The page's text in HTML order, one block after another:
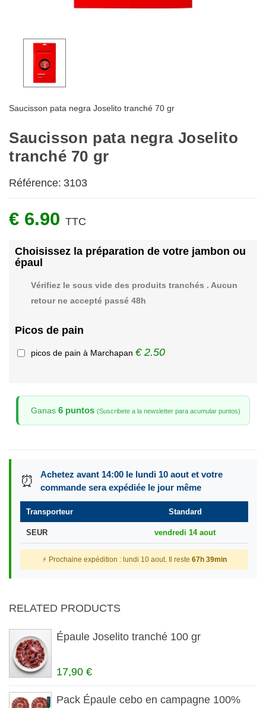
Saucisson pata negra Joselito tranché 70 gr
Saucisson pata negra Joselito
tranché 70 gr
Référence: 3103
€ 6.90 TTC
Choisissez la préparation de votre jambon ou
épaul
Vérifiez le sous vide des produits tranchés . Aucun
retour ne accepté passé 48h
Picos de pain
picos de pain à Marchapan € 2.50
Ganas 6 puntos (Suscribete a la newsletter para acumular puntos)
⏰
Achetez avant 14:00 le lundi 10 aout et votre
commande sera expédiée le jour même
Transporteur Standard
SEUR vendredi 14 aout
⚡ Prochaine expédition : lundi 10 aout. Il reste 67h 39min
RELATED PRODUCTS
Épaule Joselito tranché 100 gr
17,90 €
Pack Épaule cebo en campagne 100%